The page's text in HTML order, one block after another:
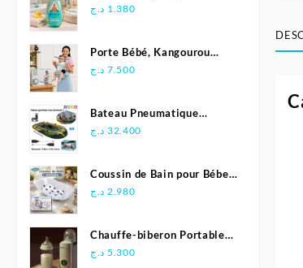
pour bébé - Johnson'S Baby
1.380 د.ج
Porte Bébé, Kangourou
Multifonctionnel
7.500 د.ج
Bateau Pneumatique
Gonflable Seahawk 3 -
32.400 د.ج
Coussin de Bain pour Bébe -
Sevibebe
2.980 د.ج
Chauffe-biberon Portable
pour Voyage
5.300 د.ج